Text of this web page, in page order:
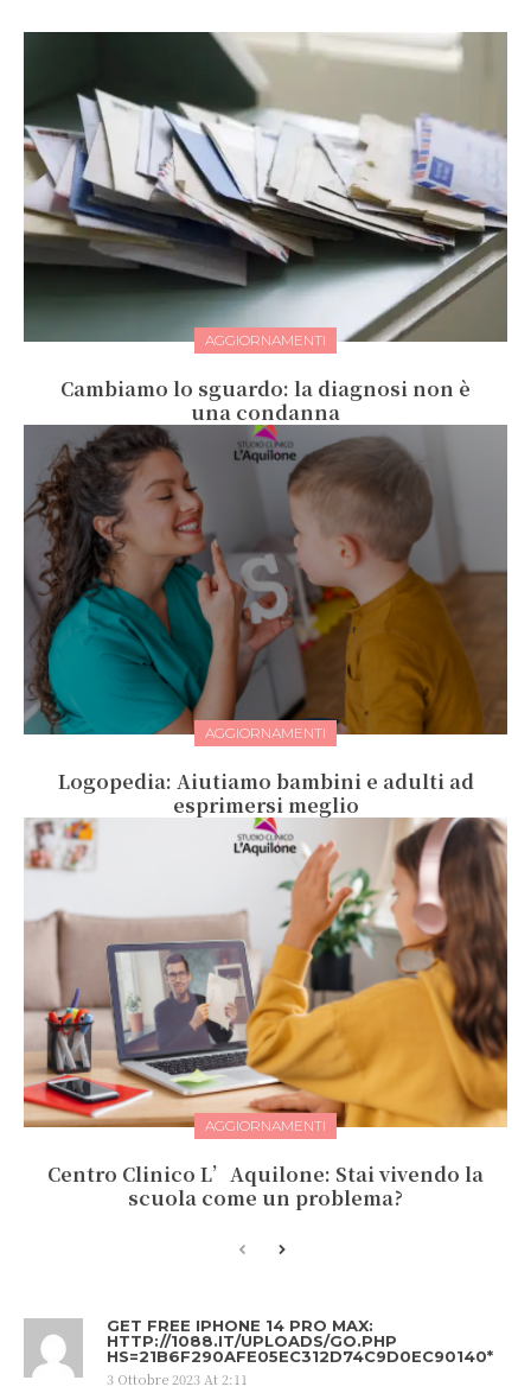
AGGIORNAMENTI
Cambiamo lo sguardo: la diagnosi non è
una condanna
AGGIORNAMENTI
Logopedia: Aiutiamo bambini e adulti ad
esprimersi meglio
AGGIORNAMENTI
Centro Clinico L’Aquilone: Stai vivendo la
scuola come un problema?
GET FREE IPHONE 14 PRO MAX:
HTTP://1088.IT/UPLOADS/GO.PHP
HS=21B6F290AFE05EC312D74C9D0EC90140*
3 Ottobre 2023 At 2:11